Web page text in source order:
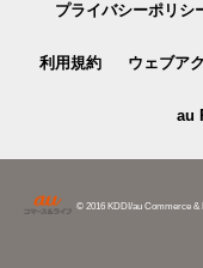
プライバシーポリシ
利用規約 ウェブア
au
© 2016 KDDI/au Commerce &